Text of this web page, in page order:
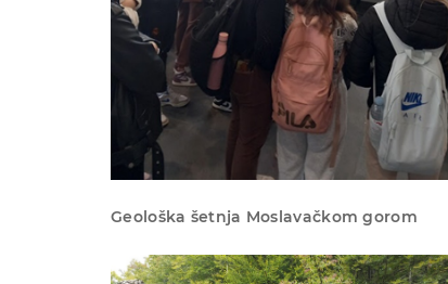
Geološka šetnja Moslavačkom gorom